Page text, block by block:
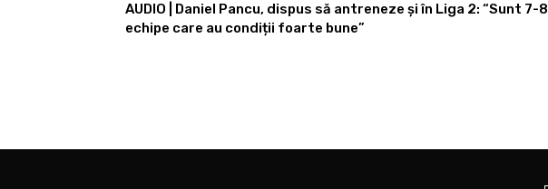
AUDIO | Daniel Pancu, dispus să antreneze și în Liga 2: “Sunt 7-8
echipe care au condiții foarte bune”